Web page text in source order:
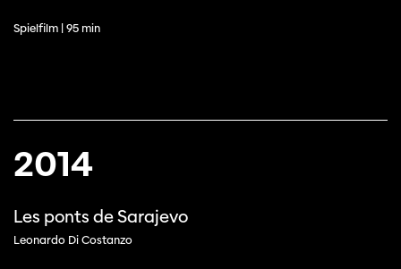
Spielfilm | 95 min
2014
Les ponts de Sarajevo
Leonardo Di Costanzo